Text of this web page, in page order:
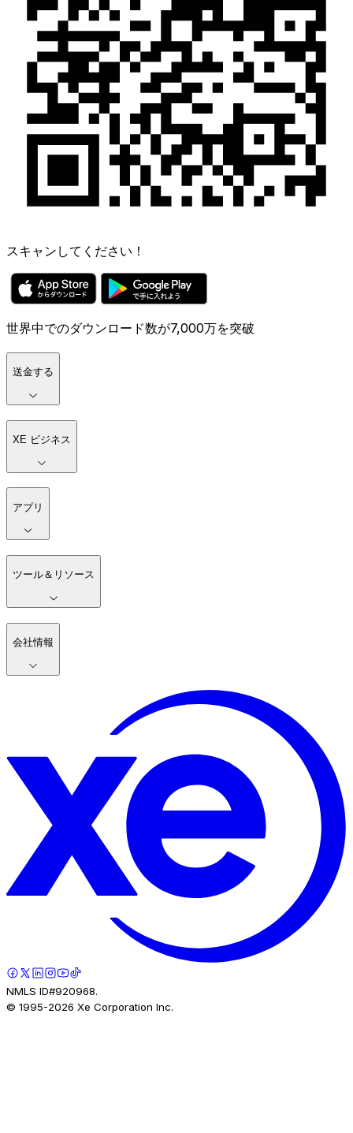
スキャンしてください！
世界中でのダウンロード数が7,000万を突破
送金する
XE ビジネス
アプリ
ツール＆リソース
会社情報
NMLS ID#920968.
© 1995-2026 Xe Corporation Inc.